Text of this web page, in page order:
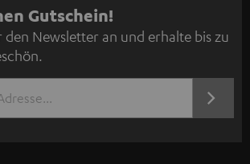
Gutschein!
den Newsletter an und erhalte bis zu
JETZT